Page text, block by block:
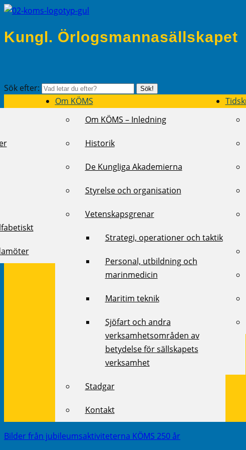
Kungl. Örlogsmannasällskapet
Sök efter: Sök!
Om KÖMS
Om KÖMS – Inledning
Historik
De Kungliga Akademierna
Styrelse och organisation
Vetenskapsgrenar
Strategi, operationer och taktik
Personal, utbildning och
marinmedicin
Maritim teknik
Sjöfart och andra
verksamhetsområden av
betydelse för sällskapets
verksamhet
Stadgar
Kontakt
Bilder från jubileumsaktiviteterna KÖMS 250 år